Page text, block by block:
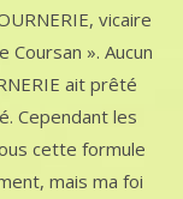
vicaire
». Aucun
ait prêté
Cependant les
cette formule
mais ma foi